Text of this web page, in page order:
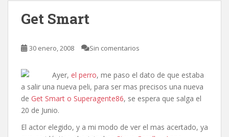
Get Smart
30 enero, 2008 Sin comentarios
Ayer, el perro, me paso el dato de que estaba
a salir una nueva peli, para ser mas precisos una nueva
de Get Smart o Superagente86, se espera que salga el
20 de Junio.
El actor elegido, y a mi modo de ver el mas acertado, ya